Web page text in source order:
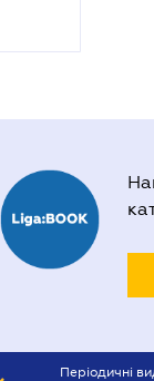
Періодичні